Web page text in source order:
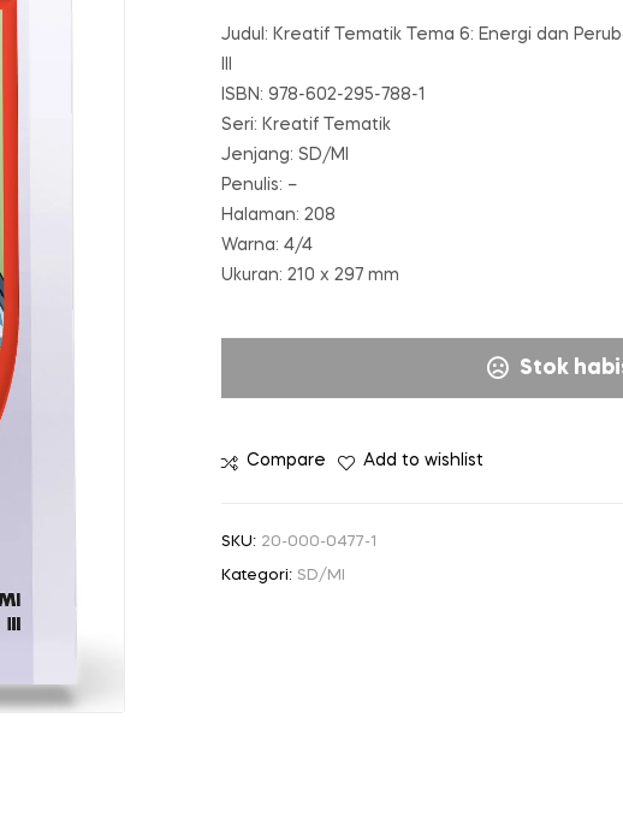
Judul: Kreatif Tematik Tema 6: Energi dan
ISBN: 978-602-295-788-1
Seri: Kreatif Tematik
Jenjang: SD/MI
Penulis: –
Halaman: 208
Warna: 4/4
Ukuran: 210 x 297 mm
Stok
Compare Add to wishlist
SKU: 20-000-0477-1
Kategori: SD/MI